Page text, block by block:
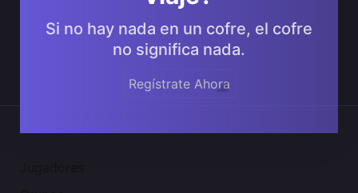
Si no hay nada en un cofre, el cofre
no significa nada.
Regístrate Ahora